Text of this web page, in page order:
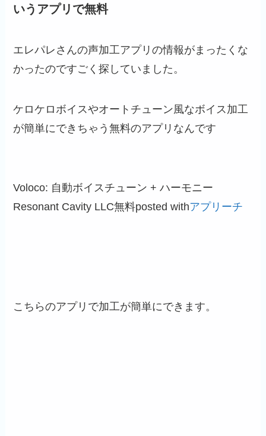
いうアプリで無料
エレパレさんの声加工アプリの情報がまったくな
かったのですごく探していました。
ケロケロボイスやオートチューン風なボイス加工
が簡単にできちゃう無料のアプリなんです
Voloco: 自動ボイスチューン + ハーモニー
Resonant Cavity LLC無料posted withアプリーチ
こちらのアプリで加工が簡単にできます。